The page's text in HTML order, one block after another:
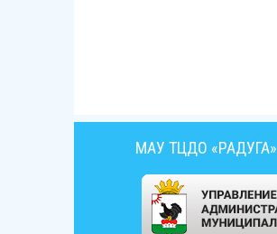
МАУ ТЦДО «РАДУГА»